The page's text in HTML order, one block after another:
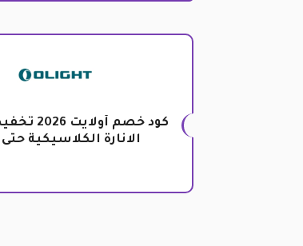
كود خصم
الانارة الكلاسيكية حتى